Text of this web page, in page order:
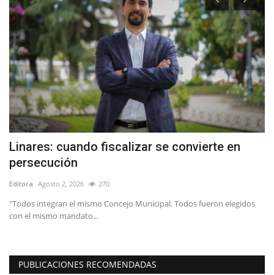
Linares: cuando fiscalizar se convierte en
persecución
Editora Agosto 2, 2026 270
"Todos integran el mismo Concejo Municipal. Todos fueron elegidos
con el mismo mandato...
PUBLICACIONES RECOMENDADAS